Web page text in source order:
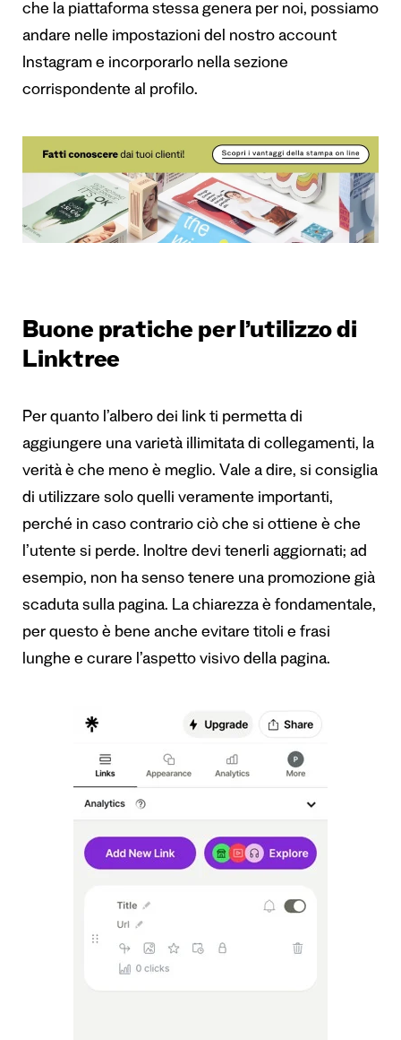
che la piattaforma stessa genera per noi, possiamo
andare nelle impostazioni del nostro account
Instagram e incorporarlo nella sezione
corrispondente al profilo.
Buone pratiche per l’utilizzo di
Linktree
Per quanto l’albero dei link ti permetta di
aggiungere una varietà illimitata di collegamenti, la
verità è che meno è meglio. Vale a dire, si consiglia
di utilizzare solo quelli veramente importanti,
perché in caso contrario ciò che si ottiene è che
l’utente si perde. Inoltre devi tenerli aggiornati; ad
esempio, non ha senso tenere una promozione già
scaduta sulla pagina. La chiarezza è fondamentale,
per questo è bene anche evitare titoli e frasi
lunghe e curare l’aspetto visivo della pagina.